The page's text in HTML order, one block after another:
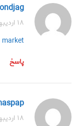
۱۸ اردیبهشت ۱۴۰۴ در ۲:۰۶ ق.ظ
پاسخ
۱۸ اردیبهشت ۱۴۰۴ در ۹:۱۸ ق.ظ